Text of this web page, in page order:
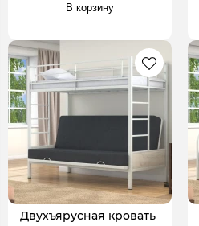
В корзину
Двухъярусная кровать